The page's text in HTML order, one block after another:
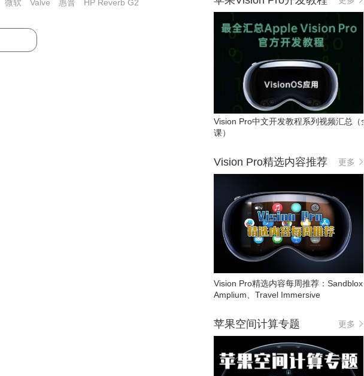
微软 Valve 惠普 HP Reverb G2
Vision Pro中文开发教程系列视频汇总（
课）
Vision Pro精选内容推荐 更多
Vision Pro精选内容每周推荐：
Amplium、Travel Immersive
苹果空间计算专题 更多